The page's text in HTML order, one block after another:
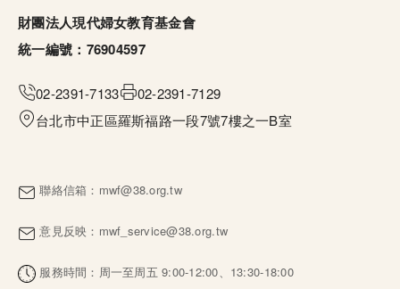
財團法人現代婦女教育基金會
統一編號：76904597
02-2391-7133
02-2391-7129
台北市中正區羅斯福路一段7號7樓之一B室
聯絡信箱： mwf@38.org.tw
意見反映： mwf_service@38.org.tw
服務時間：周一至周五 9:00-12:00、13:30-18:00